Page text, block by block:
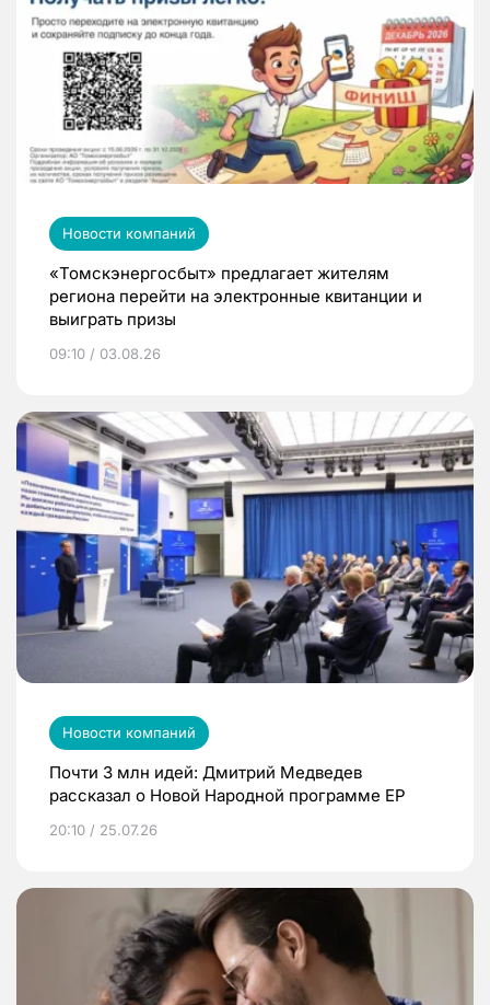
Новости компаний
«Томскэнергосбыт» предлагает жителям
региона перейти на электронные квитанции и
выиграть призы
09:10 / 03.08.26
Новости компаний
Почти 3 млн идей: Дмитрий Медведев
рассказал о Новой Народной программе ЕР
20:10 / 25.07.26